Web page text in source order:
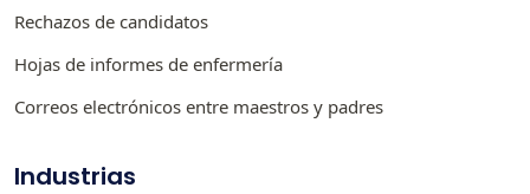
Rechazos de candidatos
Hojas de informes de enfermería
Correos electrónicos entre maestros y padres
Industrias